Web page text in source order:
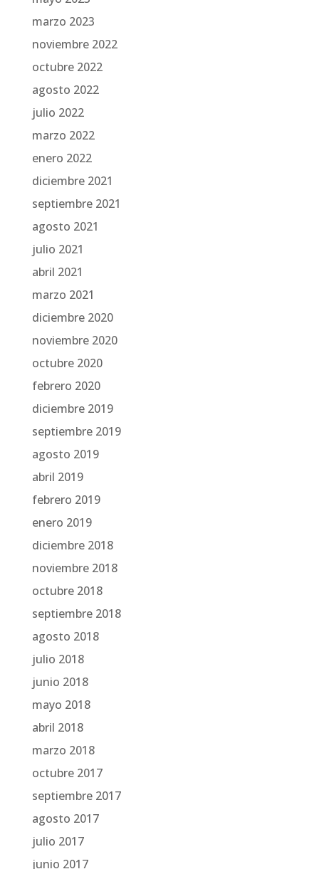
marzo 2023
noviembre 2022
octubre 2022
agosto 2022
julio 2022
marzo 2022
enero 2022
diciembre 2021
septiembre 2021
agosto 2021
julio 2021
abril 2021
marzo 2021
diciembre 2020
noviembre 2020
octubre 2020
febrero 2020
diciembre 2019
septiembre 2019
agosto 2019
abril 2019
febrero 2019
enero 2019
diciembre 2018
noviembre 2018
octubre 2018
septiembre 2018
agosto 2018
julio 2018
junio 2018
mayo 2018
abril 2018
marzo 2018
octubre 2017
septiembre 2017
agosto 2017
julio 2017
junio 2017